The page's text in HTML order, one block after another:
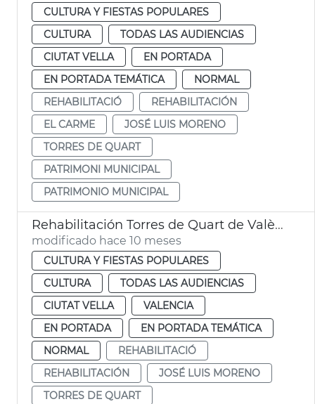
CULTURA Y FIESTAS POPULARES
CULTURA
TODAS LAS AUDIENCIAS
CIUTAT VELLA
EN PORTADA
EN PORTADA TEMÁTICA
NORMAL
REHABILITACIÓ
REHABILITACIÓN
EL CARME
JOSÉ LUIS MORENO
TORRES DE QUART
PATRIMONI MUNICIPAL
PATRIMONIO MUNICIPAL
Rehabilitación Torres de Quart de València
modificado hace 10 meses
CULTURA Y FIESTAS POPULARES
CULTURA
TODAS LAS AUDIENCIAS
CIUTAT VELLA
VALENCIA
EN PORTADA
EN PORTADA TEMÁTICA
NORMAL
REHABILITACIÓ
REHABILITACIÓN
JOSÉ LUIS MORENO
TORRES DE QUART